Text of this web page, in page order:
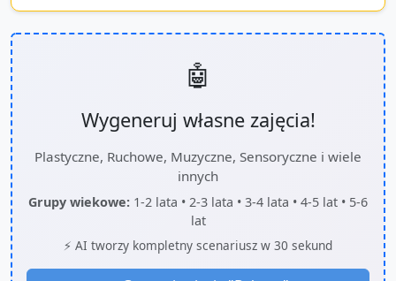
🤖
Wygeneruj własne zajęcia!
Plastyczne, Ruchowe, Muzyczne, Sensoryczne i wiele
innych
Grupy wiekowe: 1-2 lata • 2-3 lata • 3-4 lata • 4-5 lat • 5-6
lat
⚡ AI tworzy kompletny scenariusz w 30 sekund